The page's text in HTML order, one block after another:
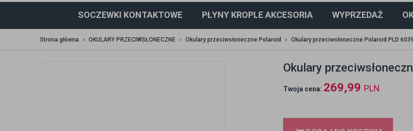
SOCZEWKI KONTAKTOWE PŁYNY KROPLE AKCESORIA WYPRZEDAŻ
Strona główna OKULARY PRZECIWSŁONECZNE Okulary przeciwsłoneczne Polaroid Okulary przeciwsłoneczne Polaroid PLD
Okulary
Twoja cena: 269,99 PLN